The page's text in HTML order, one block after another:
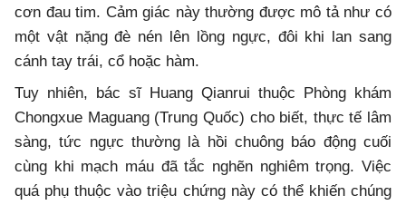
cơn đau tim. Cảm giác này thường được mô tả như có
một vật nặng đè nén lên lồng ngực, đôi khi lan sang
cánh tay trái, cổ hoặc hàm.
Tuy nhiên, bác sĩ Huang Qianrui thuộc Phòng khám
Chongxue Maguang (Trung Quốc) cho biết, thực tế lâm
sàng, tức ngực thường là hồi chuông báo động cuối
cùng khi mạch máu đã tắc nghẽn nghiêm trọng. Việc
quá phụ thuộc vào triệu chứng này có thể khiến chúng